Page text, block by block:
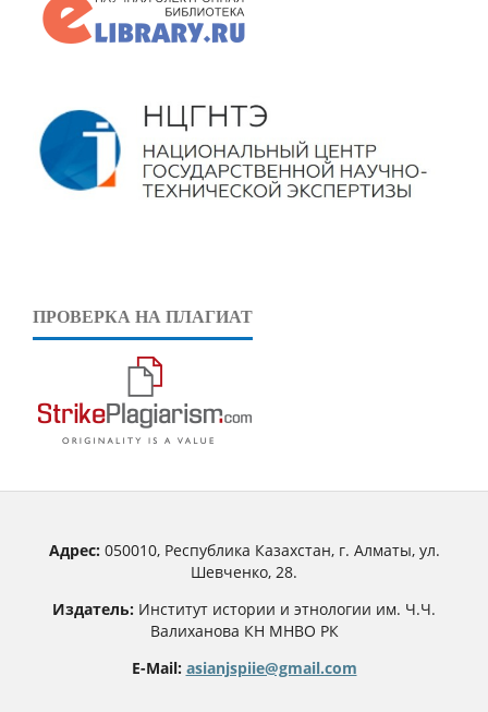
ПРОВЕРКА НА ПЛАГИАТ
Адрес:050010, Республика Казахстан, г. Алматы, ул.
Шевченко, 28.
Издатель: Институт истории и этнологии им. Ч.Ч.
Валиханова КН МНВО РК
E-Mail: asianjspiie@gmail.com